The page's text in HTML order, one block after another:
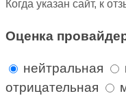
Когда указан сайт, к
Оценка
нейтральная
отрицательная